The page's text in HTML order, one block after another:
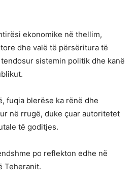
ekonomike në thellim,
dhe valë të përsëritura të
sistemin politik dhe kanë
fuqia blerëse ka rënë dhe
në rrugë, duke çuar autoritetet
të goditjes.
po reflekton edhe në
Teheranit.